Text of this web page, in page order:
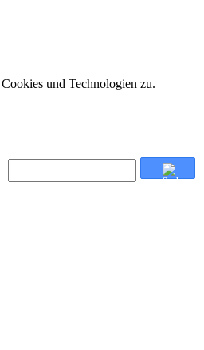
und Technologien zu.